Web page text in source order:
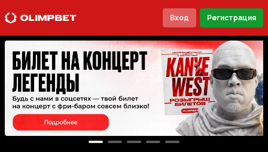
Вход Регистрация